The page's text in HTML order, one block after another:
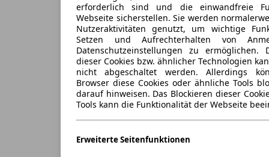
erforderlich sind und die einwandfreie
Webseite sicherstellen. Sie werden
Nutzeraktivitäten genutzt, um wichtige
Setzen und Aufrechterhalten von
Datenschutzeinstellungen zu ermöglichen.
dieser Cookies bzw. ähnlicher Technologien
nicht abgeschaltet werden. Allerdings
Browser diese Cookies oder ähnliche Tools
darauf hinweisen. Das Blockieren dieser
Tools kann die Funktionalität der Webseite
Erweiterte Seitenfunktionen